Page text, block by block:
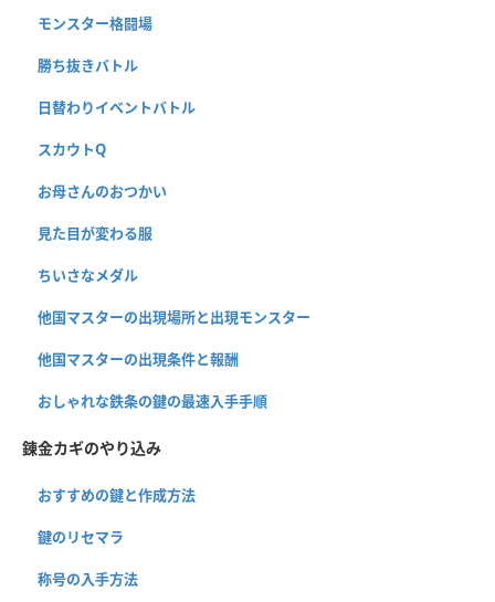
モンスター格闘場
勝ち抜きバトル
日替わりイベントバトル
スカウトQ
お母さんのおつかい
見た目が変わる服
ちいさなメダル
他国マスターの出現場所と出現モンスター
他国マスターの出現条件と報酬
おしゃれな鉄条の鍵の最速入手手順
錬金カギのやり込み
おすすめの鍵と作成方法
鍵のリセマラ
称号の入手方法